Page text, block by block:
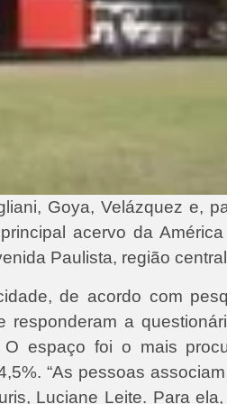
Goya, Velázquez e,
acervo da
Paulista, região
de acordo com
responderam a
espaço foi o mais
“As pessoas
Luciane Leite. Para